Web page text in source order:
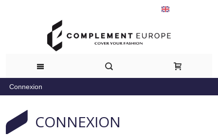
Connexion
CONNEXION